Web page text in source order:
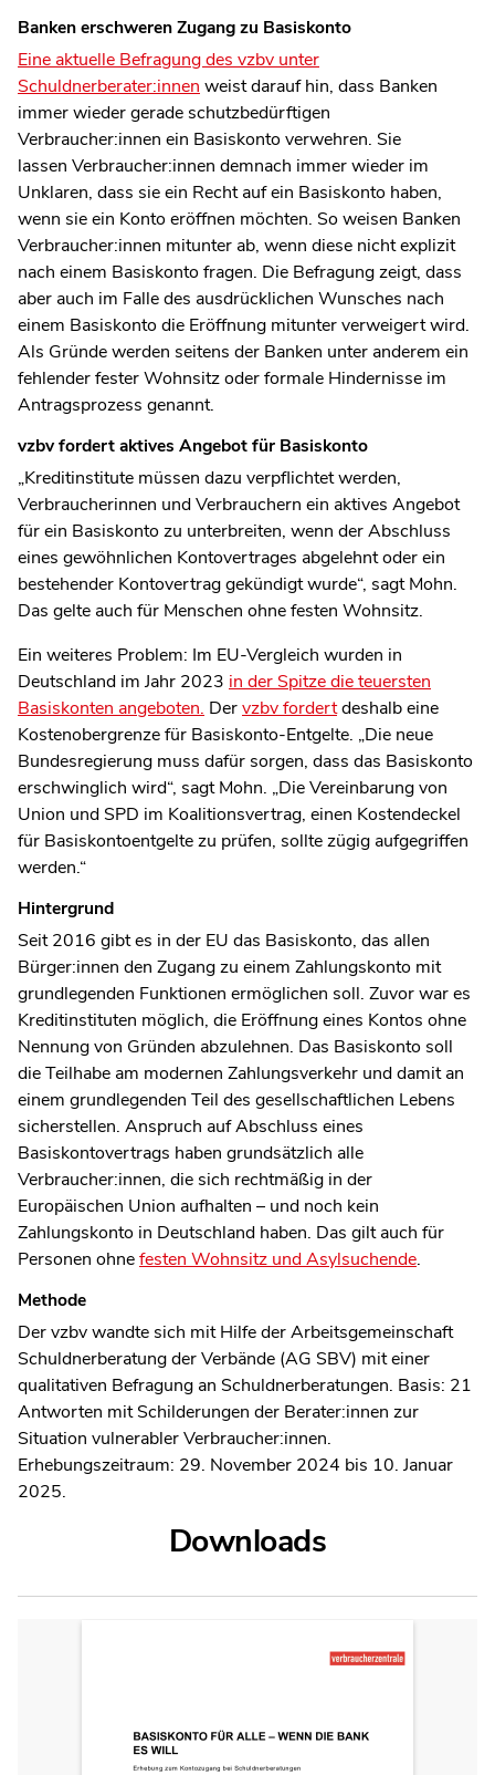
Banken erschweren Zugang zu Basiskonto
Eine aktuelle Befragung des vzbv unter
Schuldnerberater:innen weist darauf hin, dass Banken
immer wieder gerade schutzbedürftigen
Verbraucher:innen ein Basiskonto verwehren. Sie
lassen Verbraucher:innen demnach immer wieder im
Unklaren, dass sie ein Recht auf ein Basiskonto haben,
wenn sie ein Konto eröffnen möchten. So weisen Banken
Verbraucher:innen mitunter ab, wenn diese nicht explizit
nach einem Basiskonto fragen. Die Befragung zeigt, dass
aber auch im Falle des ausdrücklichen Wunsches nach
einem Basiskonto die Eröffnung mitunter verweigert wird.
Als Gründe werden seitens der Banken unter anderem ein
fehlender fester Wohnsitz oder formale Hindernisse im
Antragsprozess genannt.
vzbv fordert aktives Angebot für Basiskonto
„Kreditinstitute müssen dazu verpflichtet werden,
Verbraucherinnen und Verbrauchern ein aktives Angebot
für ein Basiskonto zu unterbreiten, wenn der Abschluss
eines gewöhnlichen Kontovertrages abgelehnt oder ein
bestehender Kontovertrag gekündigt wurde“, sagt Mohn.
Das gelte auch für Menschen ohne festen Wohnsitz.
Ein weiteres Problem: Im EU-Vergleich wurden in
Deutschland im Jahr 2023 in der Spitze die teuersten
Basiskonten angeboten. Dervzbv fordertdeshalb eine
Kostenobergrenze für Basiskonto-Entgelte. „Die neue
Bundesregierung muss dafür sorgen, dass das Basiskonto
erschwinglich wird“, sagt Mohn. „Die Vereinbarung von
Union und SPD im Koalitionsvertrag, einen Kostendeckel
für Basiskontoentgelte zu prüfen, sollte zügig aufgegriffen
werden.“
Hintergrund
Seit 2016 gibt es in der EU das Basiskonto, das allen
Bürger:innen den Zugang zu einem Zahlungskonto mit
grundlegenden Funktionen ermöglichen soll. Zuvor war es
Kreditinstituten möglich, die Eröffnung eines Kontos ohne
Nennung von Gründen abzulehnen. Das Basiskonto soll
die Teilhabe am modernen Zahlungsverkehr und damit an
einem grundlegenden Teil des gesellschaftlichen Lebens
sicherstellen. Anspruch auf Abschluss eines
Basiskontovertrags haben grundsätzlich alle
Verbraucher:innen, die sich rechtmäßig in der
Europäischen Union aufhalten – und noch kein
Zahlungskonto in Deutschland haben. Das gilt auch für
Personen ohnefesten Wohnsitz und Asylsuchende.
Methode
Der vzbv wandte sich mit Hilfe der Arbeitsgemeinschaft
Schuldnerberatung der Verbände (AG SBV) mit einer
qualitativen Befragung an Schuldnerberatungen. Basis: 21
Antworten mit Schilderungen der Berater:innen zur
Situation vulnerabler Verbraucher:innen.
Erhebungszeitraum: 29. November 2024 bis 10. Januar
2025.
Downloads